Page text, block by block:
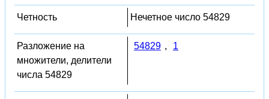
Четность Нечетное число 54829
Разложение на
множители, делители
числа 54829
54829 , 1